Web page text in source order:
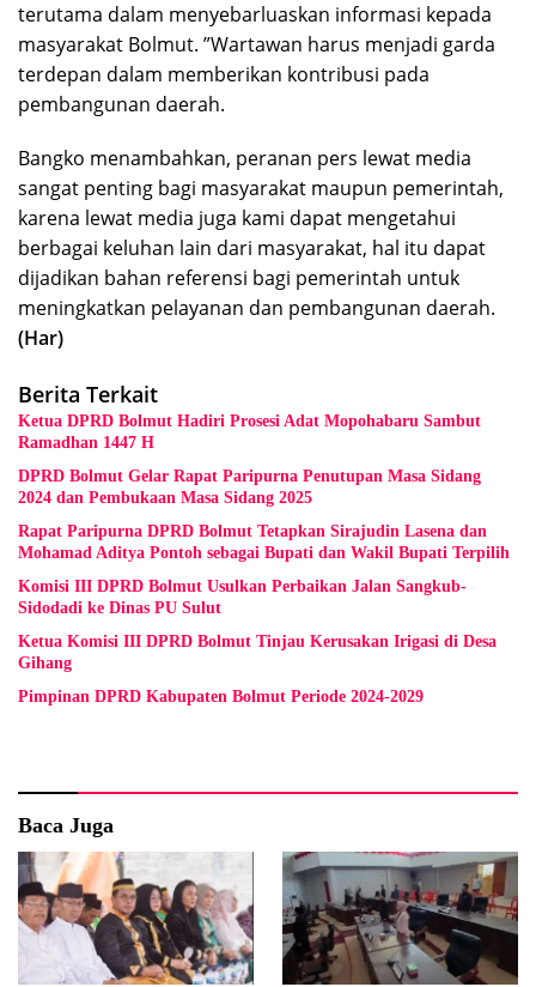
terutama dalam menyebarluaskan informasi kepada
masyarakat Bolmut. ”Wartawan harus menjadi garda
terdepan dalam memberikan kontribusi pada
pembangunan daerah.
Bangko menambahkan, peranan pers lewat media
sangat penting bagi masyarakat maupun pemerintah,
karena lewat media juga kami dapat mengetahui
berbagai keluhan lain dari masyarakat, hal itu dapat
dijadikan bahan referensi bagi pemerintah untuk
meningkatkan pelayanan dan pembangunan daerah.
(Har)
Berita Terkait
Ketua DPRD Bolmut Hadiri Prosesi Adat Mopohabaru Sambut
Ramadhan 1447 H
DPRD Bolmut Gelar Rapat Paripurna Penutupan Masa Sidang
2024 dan Pembukaan Masa Sidang 2025
Rapat Paripurna DPRD Bolmut Tetapkan Sirajudin Lasena dan
Mohamad Aditya Pontoh sebagai Bupati dan Wakil Bupati Terpilih
Komisi III DPRD Bolmut Usulkan Perbaikan Jalan Sangkub-
Sidodadi ke Dinas PU Sulut
Ketua Komisi III DPRD Bolmut Tinjau Kerusakan Irigasi di Desa
Gihang
Pimpinan DPRD Kabupaten Bolmut Periode 2024-2029
Baca Juga